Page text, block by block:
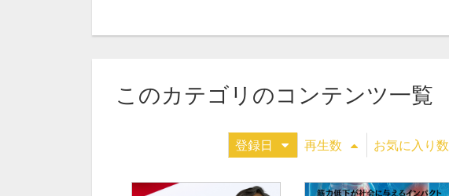
このカテゴリのコンテンツ一覧
登録日 再生数 お気に入り数